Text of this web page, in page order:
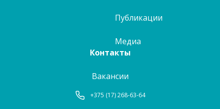
Публикации
Медиа
Контакты
Вакансии
+375 (17) 268-63-64